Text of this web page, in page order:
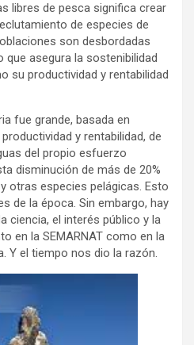
libres de pesca significa crear
de especies de
son desbordadas
que asegura la sostenibilidad
su productividad y rentabilidad
fue grande, basada en
y rentabilidad, de
del propio esfuerzo
disminución de más de 20%
otras especies pelágicas. Esto
de la época. Sin embargo, hay
ciencia, el interés público y la
en la SEMARNAT como en la
Y el tiempo nos dio la razón.